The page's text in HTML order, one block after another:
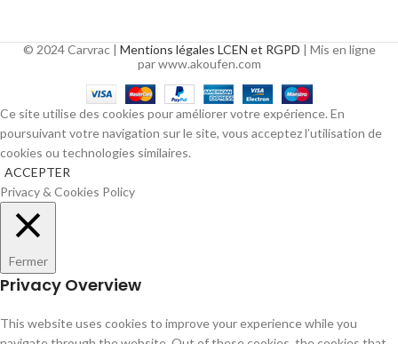
© 2024 Carvrac | Mentions légales LCEN et RGPD | Mis en ligne
par www.akoufen.com
Ce site utilise des cookies pour améliorer votre expérience. En
poursuivant votre navigation sur le site, vous acceptez l’utilisation de
cookies ou technologies similaires.
ACCEPTER
Privacy & Cookies Policy
Fermer
Privacy Overview
This website uses cookies to improve your experience while you